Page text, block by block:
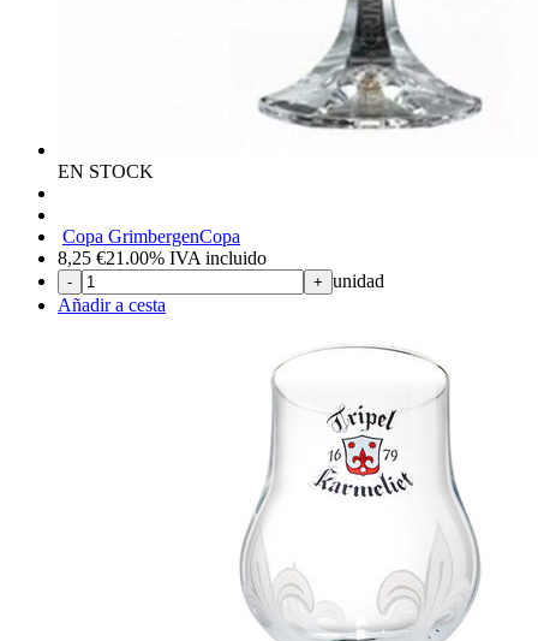
EN STOCK
Copa GrimbergenCopa
8,25 €21.00% IVA incluido
- + unidad
Añadir a cesta